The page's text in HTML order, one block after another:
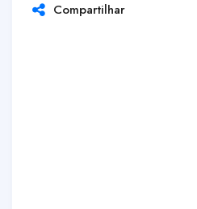
Compartilhar